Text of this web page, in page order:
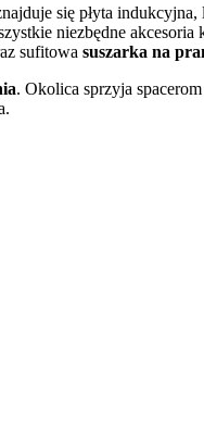
się płyta
niezbędne akcesoria
sufitowa suszarka na
. Okolica sprzyja
regionu. W najbliższej
Kamiennej Górze (4,5